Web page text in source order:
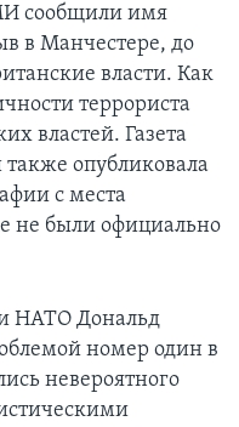
сообщили имя
в Манчестере, до
власти. Как
террориста
властей. Газета
опубликовала
с места
не были официально
НАТО Дональд
номер один в
невероятного